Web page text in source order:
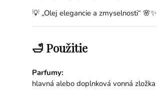
💡 „Olej elegancie a zmyselnosti“ 🌸✨
🛁 Použitie
Parfumy:
hlavná alebo doplnková vonná zložka